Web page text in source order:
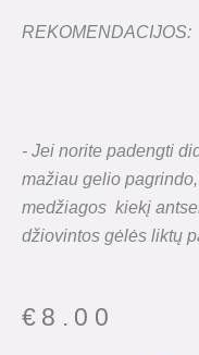
REKOMENDACIJOS:
- Jei norite padengti
mažiau gelio
medžiagos kiekį ant
džiovintos gėlės liktų
€ 8.00